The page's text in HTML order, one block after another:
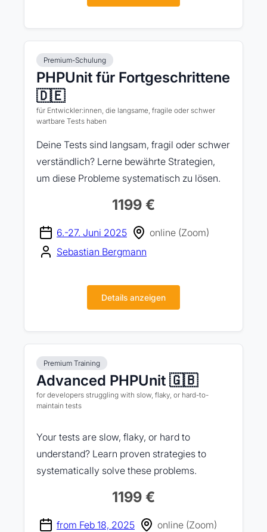
Premium-Schulung
PHPUnit für Fortgeschrittene
🇩🇪
für Entwickler:innen, die langsame, fragile oder schwer
wartbare Tests haben
Deine Tests sind langsam, fragil oder schwer
verständlich? Lerne bewährte Strategien,
um diese Probleme systematisch zu lösen.
1199 €
6.-27. Juni 2025
online (Zoom)
Sebastian Bergmann
Details anzeigen
Premium Training
Advanced PHPUnit 🇬🇧
for developers struggling with slow, flaky, or hard-to-
maintain tests
Your tests are slow, flaky, or hard to
understand? Learn proven strategies to
systematically solve these problems.
1199 €
from Feb 18, 2025
online (Zoom)